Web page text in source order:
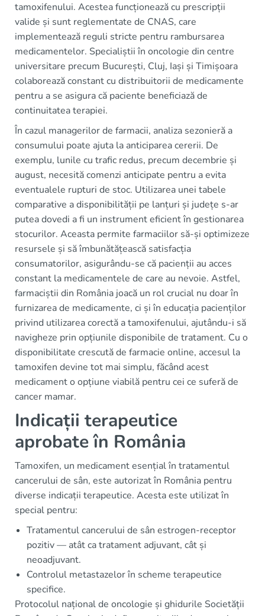
tamoxifenului. Acestea funcționează cu prescripții
valide și sunt reglementate de CNAS, care
implementează reguli stricte pentru rambursarea
medicamentelor. Specialiștii în oncologie din centre
universitare precum București, Cluj, Iași și Timișoara
colaborează constant cu distribuitorii de medicamente
pentru a se asigura că paciente beneficiază de
continuitatea terapiei.
În cazul managerilor de farmacii, analiza sezonieră a
consumului poate ajuta la anticiparea cererii. De
exemplu, lunile cu trafic redus, precum decembrie și
august, necesită comenzi anticipate pentru a evita
eventualele rupturi de stoc. Utilizarea unei tabele
comparative a disponibilității pe lanțuri și județe s-ar
putea dovedi a fi un instrument eficient în gestionarea
stocurilor. Aceasta permite farmaciilor să-și optimizeze
resursele și să îmbunătățească satisfacția
consumatorilor, asigurându-se că pacienții au acces
constant la medicamentele de care au nevoie. Astfel,
farmaciștii din România joacă un rol crucial nu doar în
furnizarea de medicamente, ci și în educația pacienților
privind utilizarea corectă a tamoxifenului, ajutându-i să
navigheze prin opțiunile disponibile de tratament. Cu o
disponibilitate crescută de farmacie online, accesul la
tamoxifen devine tot mai simplu, făcând acest
medicament o opțiune viabilă pentru cei ce suferă de
cancer mamar.
Indicații terapeutice
aprobate în România
Tamoxifen, un medicament esențial în tratamentul
cancerului de sân, este autorizat în România pentru
diverse indicații terapeutice. Acesta este utilizat în
special pentru:
Tratamentul cancerului de sân estrogen-receptor
pozitiv — atât ca tratament adjuvant, cât și
neoadjuvant.
Controlul metastazelor în scheme terapeutice
specifice.
Protocolul național de oncologie și ghidurile Societății